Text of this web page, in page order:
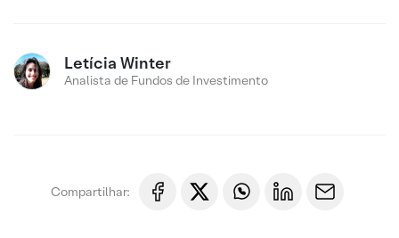
Letícia Winter
Analista de Fundos de Investimento
Compartilhar: